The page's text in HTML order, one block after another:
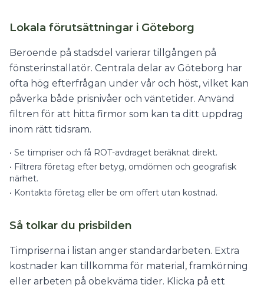
Lokala förutsättningar i Göteborg
Beroende på stadsdel varierar tillgången på
fönsterinstallatör. Centrala delar av Göteborg har
ofta hög efterfrågan under vår och höst, vilket kan
påverka både prisnivåer och väntetider. Använd
filtren för att hitta firmor som kan ta ditt uppdrag
inom rätt tidsram.
• Se timpriser och få ROT-avdraget beräknat direkt.
• Filtrera företag efter betyg, omdömen och geografisk
närhet.
• Kontakta företag eller be om offert utan kostnad.
Så tolkar du prisbilden
Timpriserna i listan anger standardarbeten. Extra
kostnader kan tillkomma för material, framkörning
eller arbeten på obekväma tider. Klicka på ett